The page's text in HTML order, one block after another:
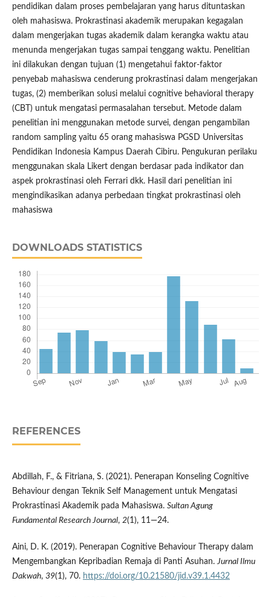
pendidikan dalam proses pembelajaran yang harus dituntaskan
oleh mahasiswa. Prokrastinasi akademik merupakan kegagalan
dalam mengerjakan tugas akademik dalam kerangka waktu atau
menunda mengerjakan tugas sampai tenggang waktu. Penelitian
ini dilakukan dengan tujuan (1) mengetahui faktor-faktor
penyebab mahasiswa cenderung prokrastinasi dalam mengerjakan
tugas, (2) memberikan solusi melalui cognitive behavioral therapy
(CBT) untuk mengatasi permasalahan tersebut. Metode dalam
penelitian ini menggunakan metode survei, dengan pengambilan
random sampling yaitu 65 orang mahasiswa PGSD Universitas
Pendidikan Indonesia Kampus Daerah Cibiru. Pengukuran perilaku
menggunakan skala Likert dengan berdasar pada indikator dan
aspek prokrastinasi oleh Ferrari dkk. Hasil dari penelitian ini
mengindikasikan adanya perbedaan tingkat prokrastinasi oleh
mahasiswa
DOWNLOADS STATISTICS
REFERENCES
Abdillah, F., & Fitriana, S. (2021). Penerapan Konseling Cognitive
Behaviour dengan Teknik Self Management untuk Mengatasi
Prokrastinasi Akademik pada Mahasiswa. Sultan Agung
Fundamental Research Journal, 2(1), 11—24.
Aini, D. K. (2019). Penerapan Cognitive Behaviour Therapy dalam
Mengembangkan Kepribadian Remaja di Panti Asuhan.Jurnal Ilmu
Dakwah, 39(1), 70. https://doi.org/10.21580/jid.v39.1.4432